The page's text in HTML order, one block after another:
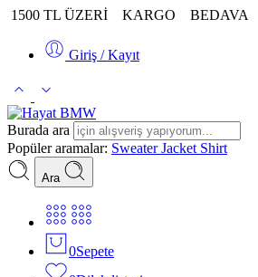
1500 TL ÜZERİ KARGO BEDAVA
Giriş / Kayıt
Burada ara
Popüler aramalar: SweaterJacket Shirt
Ara
0Sepete